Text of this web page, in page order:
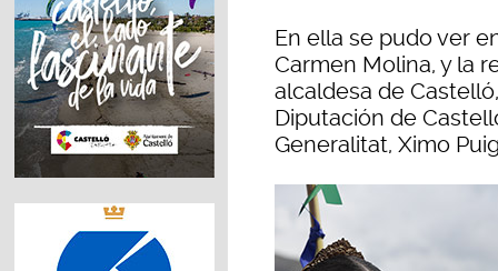
En ella se pudo ver
Carmen Molina, y la
alcaldesa de
Diputación de
Generalitat, Ximo